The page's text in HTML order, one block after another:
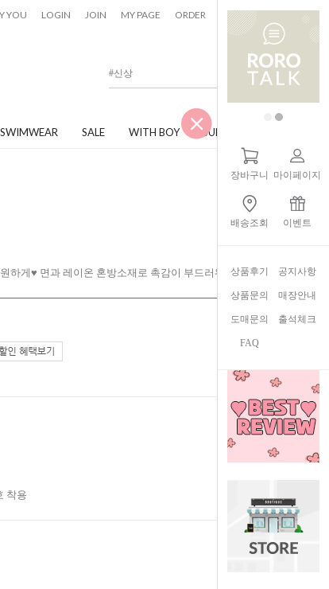
YOU LOGIN JOIN MY PAGE ORDER CART 0
SWIMWEAR SALE WITH BOY JUNIOR
장바구니 마이페이지
배송조회 이벤트
상품후기 공지사항
상품문의 매장안내
도매문의 출석체크
FAQ
하게♥ 면과 레이온 혼방소재로 촉감이 부드러워요~
착용